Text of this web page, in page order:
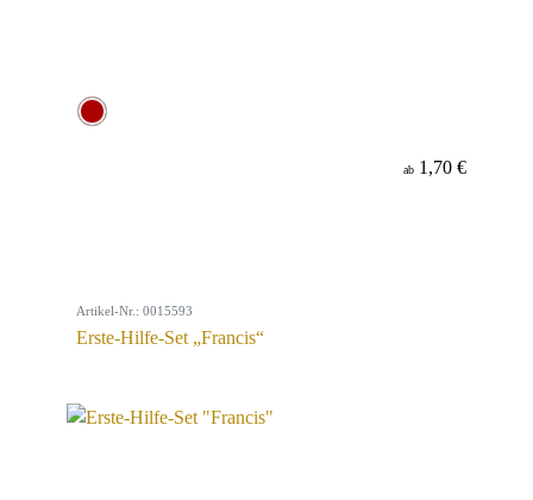
ab 1,70 €
Artikel-Nr.: 0015593
Erste-Hilfe-Set „Francis“